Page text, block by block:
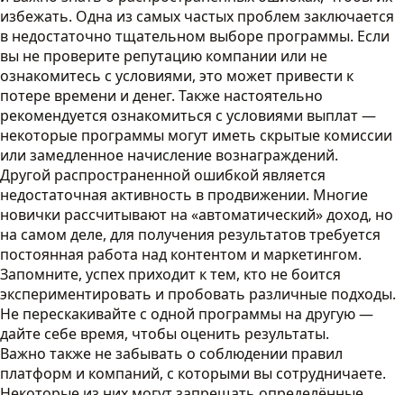
избежать. Одна из самых частых проблем заключается
в недостаточно тщательном выборе программы. Если
вы не проверите репутацию компании или не
ознакомитесь с условиями, это может привести к
потере времени и денег. Также настоятельно
рекомендуется ознакомиться с условиями выплат —
некоторые программы могут иметь скрытые комиссии
или замедленное начисление вознаграждений.
Другой распространенной ошибкой является
недостаточная активность в продвижении. Многие
новички рассчитывают на «автоматический» доход, но
на самом деле, для получения результатов требуется
постоянная работа над контентом и маркетингом.
Запомните, успех приходит к тем, кто не боится
экспериментировать и пробовать различные подходы.
Не перескакивайте с одной программы на другую —
дайте себе время, чтобы оценить результаты.
Важно также не забывать о соблюдении правил
платформ и компаний, с которыми вы сотрудничаете.